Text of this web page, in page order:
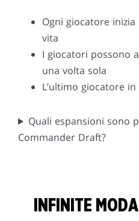
Ogni giocatore
vita
I giocatori possono
una volta sola
L’ultimo giocatore
Quali espansioni sono
Commander Draft?
INFINITE